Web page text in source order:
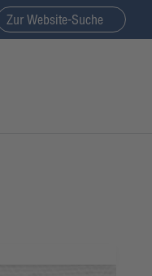
Zur Website-Suche